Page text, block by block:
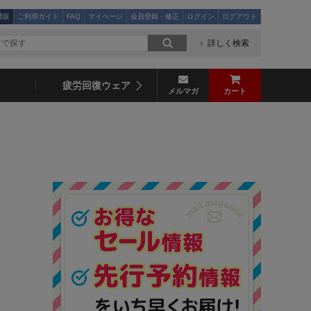
販 ご利用ガイド FAQ マイページ 会員登録・修正 ログイン ログアウト
詳しく検索
疲労回復ウェア メルマガ カート